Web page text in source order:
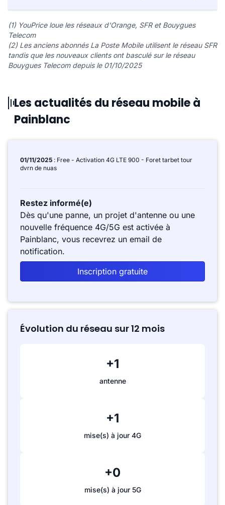
(1) YouPrice loue les réseaux d'Orange, SFR et Bouygues
Telecom
(2) Les anciens abonnés La Poste Mobile utilisent le réseau SFR
tandis que les nouveaux clients ont basculé sur le réseau
Bouygues Telecom depuis le 01/10/2025
Les actualités du réseau mobile à
Painblanc
01/11/2025 : Free - Activation 4G LTE 900 - Foret tarbet tour
dvrn de nuas
Restez informé(e)
Dès qu'une panne, un projet d'antenne ou une
nouvelle fréquence 4G/5G est activée à
Painblanc, vous recevrez un email de
notification.
Inscription gratuite
Évolution du réseau sur 12 mois
+1
antenne
+1
mise(s) à jour 4G
+0
mise(s) à jour 5G